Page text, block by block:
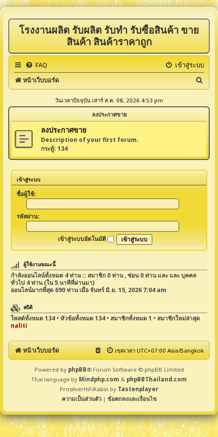
โรงงานผลิต รับผลิต รับทำ รับซื้อสินค้า ขาย
สินค้า สินค้าราคาถูก
FAQ
เข้าสู่ระบบ
หน้าเว็บบอร์ด
น
วันเวลาปัจจุบัน เสาร์ ส.ค. 08, 2026 4:53 pm
ลงประกาศขาย
ลงประกาศขาย
Description of your first forum.
กระทู้: 134
เข้าสู่ระบบ
ชื่อผู้ใช้:
รหัสผ่าน:
เข้าสู่ระบบอัตโนมัติ
ผู้ใช้งานขณะนี้
กำลังออนไลน์ทั้งหมด 4ท่าน :: สมาชิก 0 ท่าน , ซ่อน 0 ท่าน และ และ บุคคล
ทั่วไป 4 ท่าน (ใน 5 นาทีที่ผ่านมา)
ออนไลน์มากที่สุด 690ท่าน เมื่อ จันทร์ มิ.ย. 15, 2026 7:04 am
สถิติ
โพสต์ทั้งหมด134 • หัวข้อทั้งหมด134 • สมาชิกทั้งหมด1 • สมาชิกใหม่ล่าสุด
naliti
หน้าเว็บบอร์ด เขตเวลา UTC+07:00 Asia/Bangkok
Powered by phpBB® Forum Software © phpBB Limited
Thai language by Mindphp.com & phpBBThailand.com
ProsilverHiFiKabin by Tastenplayer
ความเป็นส่วนตัว| ข้อตกลงและเงื่อนไข